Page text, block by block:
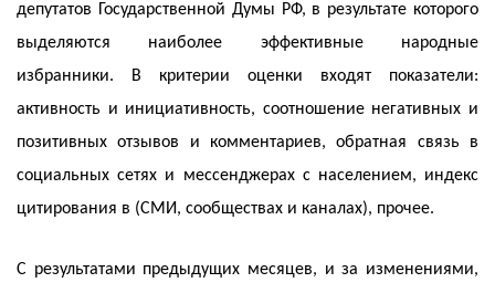
депутатов Государственной Думы РФ, в результате которого
выделяются наиболее эффективные народные
избранники. В критерии оценки входят показатели:
активность и инициативность, соотношение негативных и
позитивных отзывов и комментариев, обратная связь в
социальных сетях и мессенджерах с населением, индекс
цитирования в (СМИ, сообществах и каналах), прочее.
С результатами предыдущих месяцев, и за изменениями,